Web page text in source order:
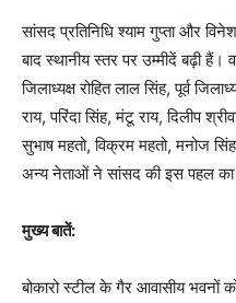
सांसद प्रतिनिधि श्याम गुप्ता और
बाद स्थानीय स्तर पर उम्मीदें बढ़ी हैं।
जिलाध्यक्ष रोहित लाल सिंह, पूर्व
राय, परिंदा सिंह, मंटू राय, दिलीप
सुभाष महतो, विक्रम महतो, मनोज
अन्य नेताओं ने सांसद की इस पहल का
मुख्य बातें:
बोकारो स्टील के गैर आवासीय